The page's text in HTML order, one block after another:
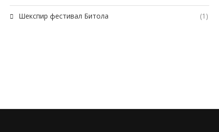
Шекспир фестивал Битола (1)